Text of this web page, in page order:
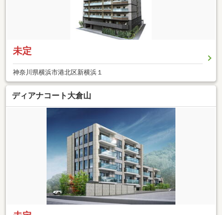
未定
神奈川県横浜市港北区新横浜１
ディアナコート大倉山